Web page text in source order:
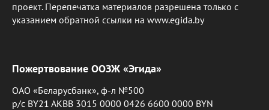
проект. Перепечатка материалов разрешена только с
указанием обратной ссылки на www.egida.by
Пожертвование ООЗЖ «Эгида»
ОАО «Беларусбанк», ф-л №500
р/с BY21 AKBB 3015 0000 0426 6600 0000 BYN